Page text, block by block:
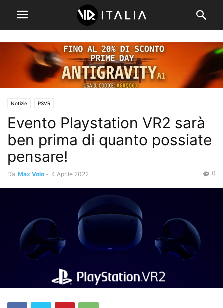
Notizie PSVR
Evento Playstation VR2 sarà
ben prima di quanto possiate
pensare!
Da Max Volo - 4 Aprile 2022 0